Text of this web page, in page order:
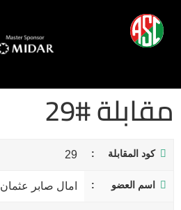
مقابلة #29
كود المقابلة 29
اسم العضو امال صابر عثمان